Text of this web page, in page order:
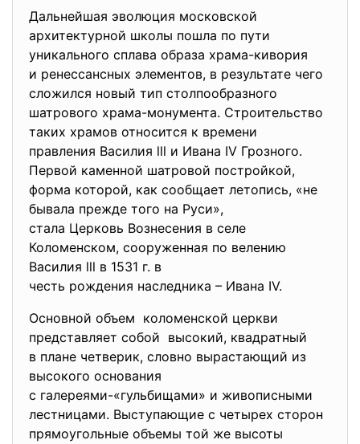
Дальнейшая эволюция московской
архитектурной школы пошла по пути
уникального сплава образа храма-кивория
и ренессансных элементов, в результате чего
сложился новый тип столпообразного
шатрового храма-монумента. Строительство
таких храмов относится к времени
правления Василия lll и Ивана IV Грозного.
Первой каменной шатровой постройкой,
форма которой, как сообщает летопись, «не
бывала прежде тoгo на Руси»,
стала Церковь Вознесения в селе
Коломенском, сооруженная по велению
Василия lll в 1531 г. в
честь рождения наследника – Ивана IV.
Основной объем коломенской церкви
представляет собой высокий, квадратный
в плане четверик, словно выpaстaющий из
высокого основания
с галереями-«гульбищами» и живописными
лестницами. Выступающие с четырех сторон
прямоугольные объемы той же высоты